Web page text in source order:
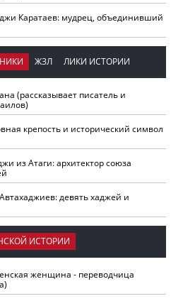
Каратаев: мудрец, объединивший
ЖЗЛ ЛИКИ ИСТОРИИ
(рассказывает писатель и
крепость и исторический символ
из Атаги: архитектор союза
девять хаджей и
ИСТОРИИ
женщина - переводчица